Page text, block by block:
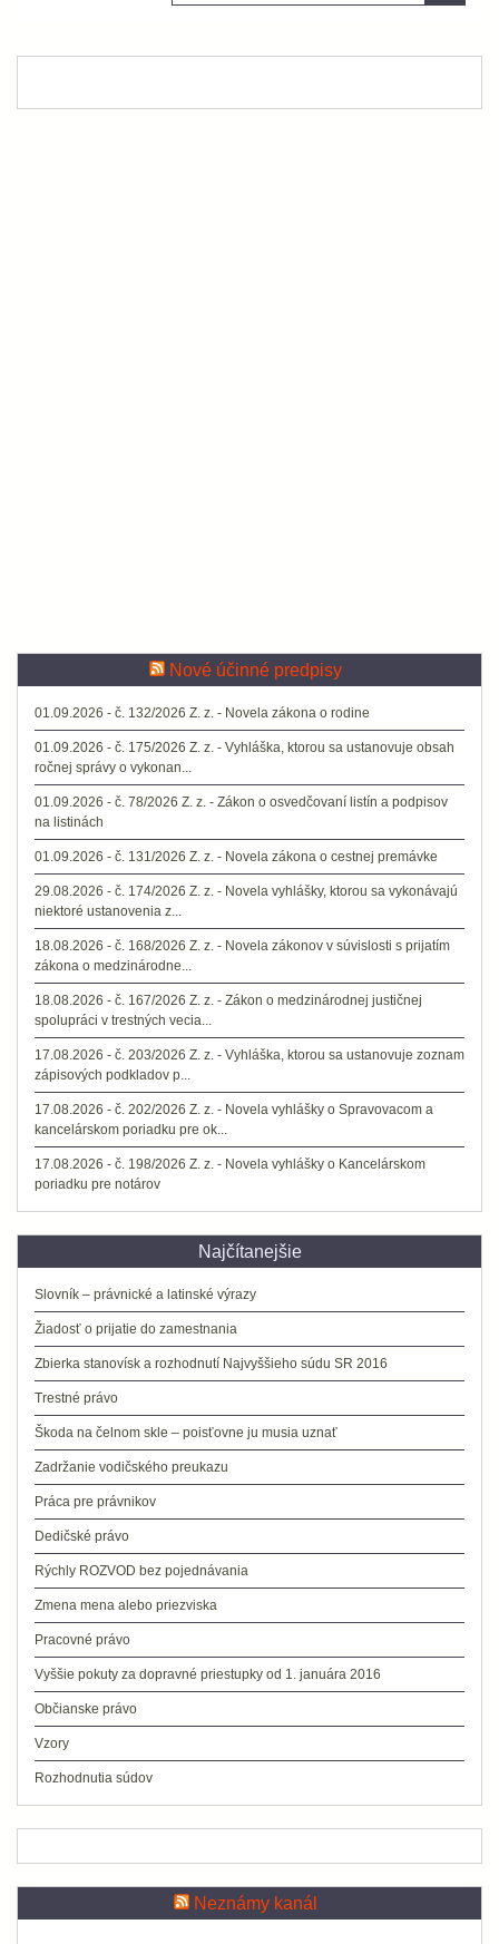
Nové účinné predpisy
01.09.2026 - č. 132/2026 Z. z. - Novela zákona o rodine
01.09.2026 - č. 175/2026 Z. z. - Vyhláška, ktorou sa ustanovuje obsah
ročnej správy o vykonan...
01.09.2026 - č. 78/2026 Z. z. - Zákon o osvedčovaní listín a podpisov
na listinách
01.09.2026 - č. 131/2026 Z. z. - Novela zákona o cestnej premávke
29.08.2026 - č. 174/2026 Z. z. - Novela vyhlášky, ktorou sa vykonávajú
niektoré ustanovenia z...
18.08.2026 - č. 168/2026 Z. z. - Novela zákonov v súvislosti s prijatím
zákona o medzinárodne...
18.08.2026 - č. 167/2026 Z. z. - Zákon o medzinárodnej justičnej
spolupráci v trestných vecia...
17.08.2026 - č. 203/2026 Z. z. - Vyhláška, ktorou sa ustanovuje zoznam
zápisových podkladov p...
17.08.2026 - č. 202/2026 Z. z. - Novela vyhlášky o Spravovacom a
kancelárskom poriadku pre ok...
17.08.2026 - č. 198/2026 Z. z. - Novela vyhlášky o Kancelárskom
poriadku pre notárov
Najčítanejšie
Slovník – právnické a latinské výrazy
Žiadosť o prijatie do zamestnania
Zbierka stanovísk a rozhodnutí Najvyššieho súdu SR 2016
Trestné právo
Škoda na čelnom skle – poisťovne ju musia uznať
Zadržanie vodičského preukazu
Práca pre právnikov
Dedičské právo
Rýchly ROZVOD bez pojednávania
Zmena mena alebo priezviska
Pracovné právo
Vyššie pokuty za dopravné priestupky od 1. januára 2016
Občianske právo
Vzory
Rozhodnutia súdov
Neznámy kanál